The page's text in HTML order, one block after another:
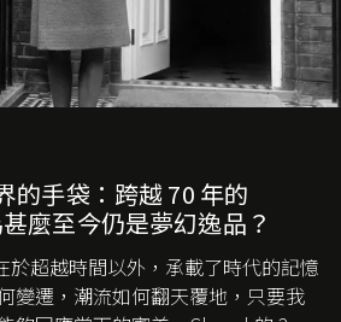
的手袋：跨越 70 年的
麼至今仍是夢幻逸品？
於超越時間以外，承載了時代的記憶
變遷，潮流如何翻天覆地，只要我